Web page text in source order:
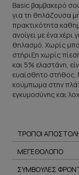
Basic βαμβακερό
για τη θηλάζουσα
πρακτικότητα
ανοίγει με ένα
θηλασμό. Χωρίς
στήριξη χωρίς
και 5% ελαστάνη,
ευαίσθητο στήθος.
κούμπωμα στην
εγκυμοσύνης και
ΤΡΟΠΟΙ
ΜΕΓΕΘΟΛΟΓΙΟ
ΣΥΜΒΟΥΛΕΣ